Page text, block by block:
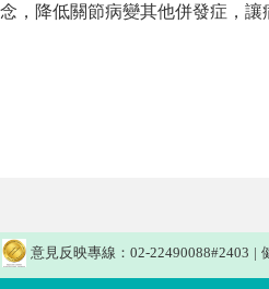
念，降低關節病變其他併發症，讓
意見反映專線：02-22490088#2403 |